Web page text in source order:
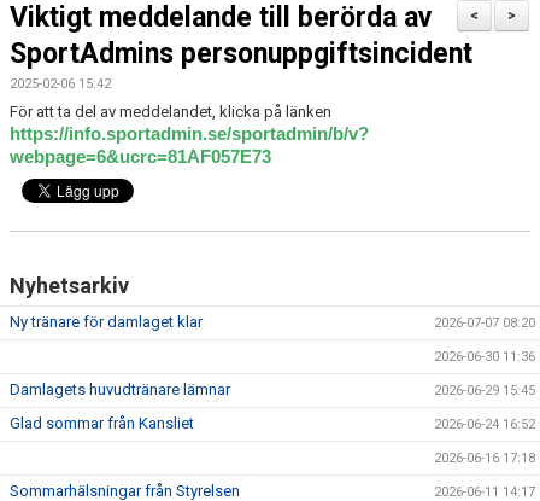
FÖRENINGEN
BILDGALLERI
DOKUMENT
>
<
Viktigt meddelande till berörda av
SportAdmins personuppgiftsincident
2025-02-06 15:42
För att ta del av meddelandet, klicka på länken
https://info.sportadmin.se/sportadmin/b/v?
webpage=6&ucrc=81AF057E73
Nyhetsarkiv
Ny tränare för damlaget klar 2026-07-07 08:20
2026-06-30 11:36
Damlagets huvudtränare lämnar 2026-06-29 15:45
Glad sommar från Kansliet 2026-06-24 16:52
2026-06-16 17:18
Sommarhälsningar från Styrelsen 2026-06-11 14:17